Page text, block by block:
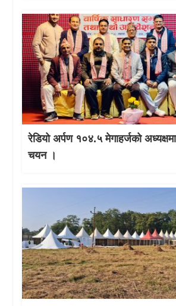
रेडियो अर्पण १०४.५ मेगाहर्जको
चयन ।